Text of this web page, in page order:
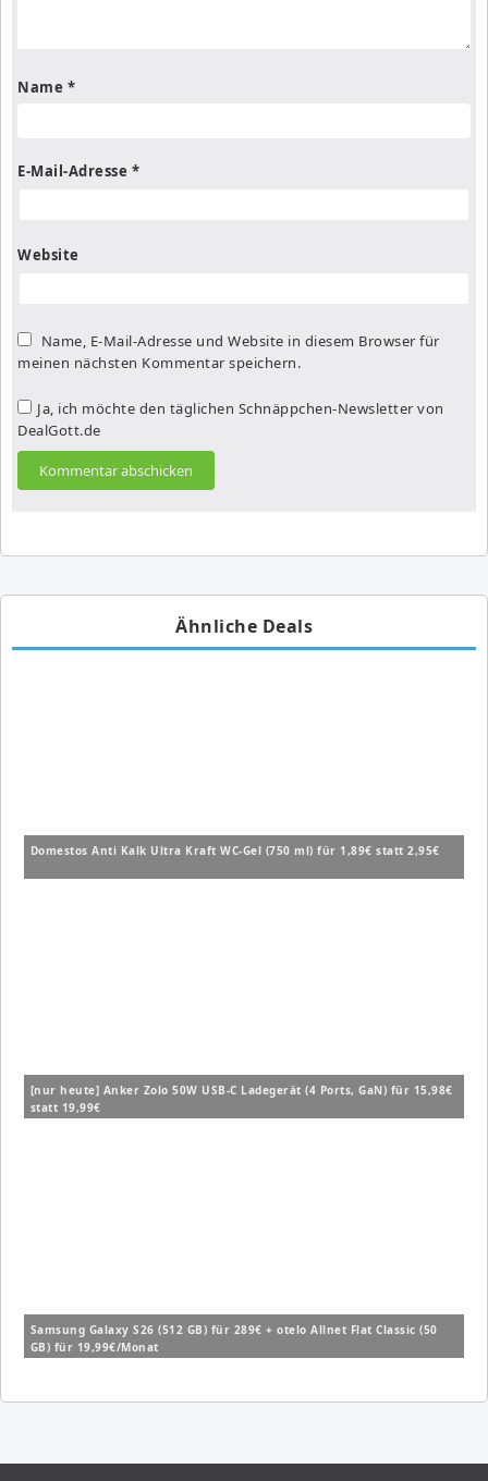
Name *
E-Mail-Adresse *
Website
Name, E-Mail-Adresse und Website in diesem Browser für
meinen nächsten Kommentar speichern.
Ja, ich möchte den täglichen Schnäppchen-Newsletter von
DealGott.de
Ähnliche Deals
Domestos Anti Kalk Ultra Kraft WC-Gel (750 ml) für 1,89€ statt 2,95€
[nur heute] Anker Zolo 50W USB-C Ladegerät (4 Ports, GaN) für 15,98€
statt 19,99€
Samsung Galaxy S26 (512 GB) für 289€ + otelo Allnet Flat Classic (50
GB) für 19,99€/Monat